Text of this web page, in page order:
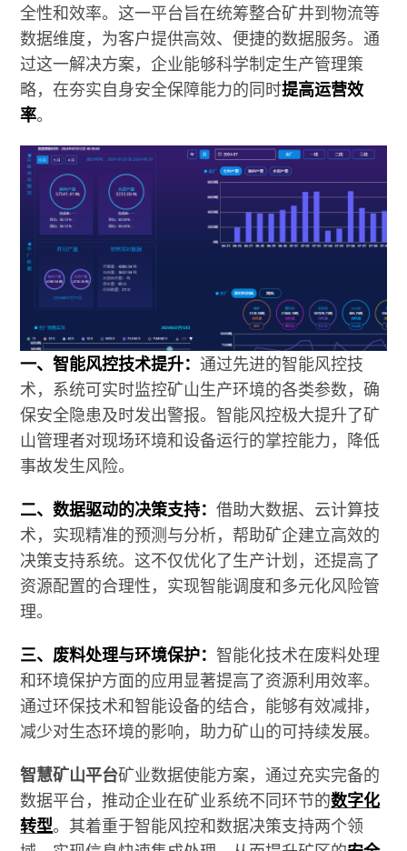
全性和效率。这一平台旨在统筹整合矿井到物流等
数据维度，为客户提供高效、便捷的数据服务。通
过这一解决方案，企业能够科学制定生产管理策
略，在夯实自身安全保障能力的同时提高运营效
率。
一、智能风控技术提升：通过先进的智能风控技
术，系统可实时监控矿山生产环境的各类参数，确
保安全隐患及时发出警报。智能风控极大提升了矿
山管理者对现场环境和设备运行的掌控能力，降低
事故发生风险。
二、数据驱动的决策支持：借助大数据、云计算技
术，实现精准的预测与分析，帮助矿企建立高效的
决策支持系统。这不仅优化了生产计划，还提高了
资源配置的合理性，实现智能调度和多元化风险管
理。
三、废料处理与环境保护： 智能化技术在废料处理
和环境保护方面的应用显著提高了资源利用效率。
通过环保技术和智能设备的结合，能够有效减排，
减少对生态环境的影响，助力矿山的可持续发展。
智慧矿山平台矿业数据使能方案，通过充实完备的
数据平台，推动企业在矿业系统不同环节的数字化
转型。其着重于智能风控和数据决策支持两个领